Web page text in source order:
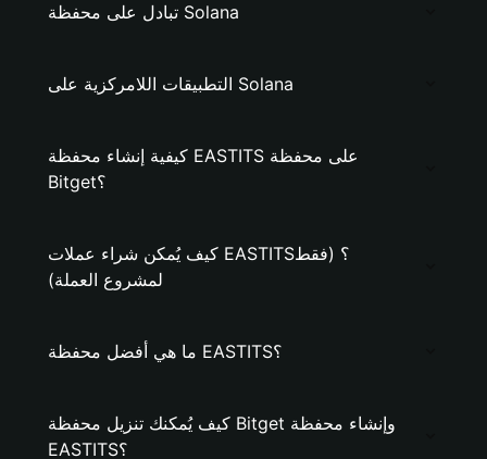
تبادل على محفظة Solana
التطبيقات اللامركزية على Solana
كيفية إنشاء محفظة EASTITS على محفظة
Bitget؟
كيف يُمكن شراء عملات EASTITS؟ (فقط
لمشروع العملة)
ما هي أفضل محفظة EASTITS؟
كيف يُمكنك تنزيل محفظة Bitget وإنشاء محفظة
EASTITS؟